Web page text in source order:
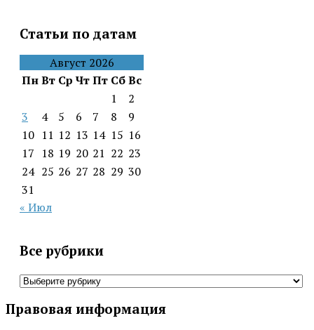
Статьи по датам
Август 2026
ПнВт Ср ЧтПт СбВс
1
2
3
4 5 6 7 8
9
10 11 12 13 14 15 16
17 18 19 20 21 22 23
24 25 26 27 28 29 30
31
« Июл
Все рубрики
Все
Правовая информация